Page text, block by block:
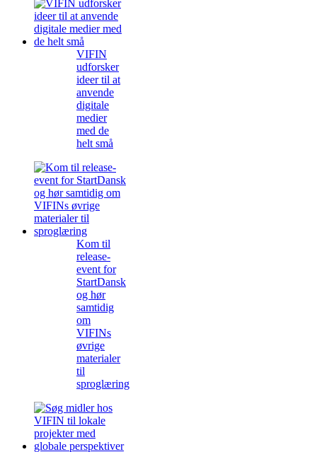
VIFIN
udforsker
ideer til at
anvende
digitale
medier
med de
helt små
Kom til
release-
event for
StartDansk
og hør
samtidig
om
VIFINs
øvrige
materialer
til
sproglæring